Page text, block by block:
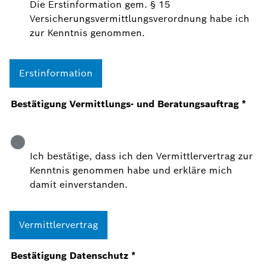
Die Erstinformation gem. § 15
Versicherungsvermittlungsverordnung habe ich
zur Kenntnis genommen.
Erstinformation
Bestätigung Vermittlungs- und Beratungsauftrag *
Ich bestätige, dass ich den Vermittlervertrag zur
Kenntnis genommen habe und erkläre mich
damit einverstanden.
Vermittlervertrag
Bestätigung Datenschutz *